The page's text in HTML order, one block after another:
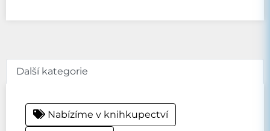
Další kategorie
Nabízíme v knihkupectví